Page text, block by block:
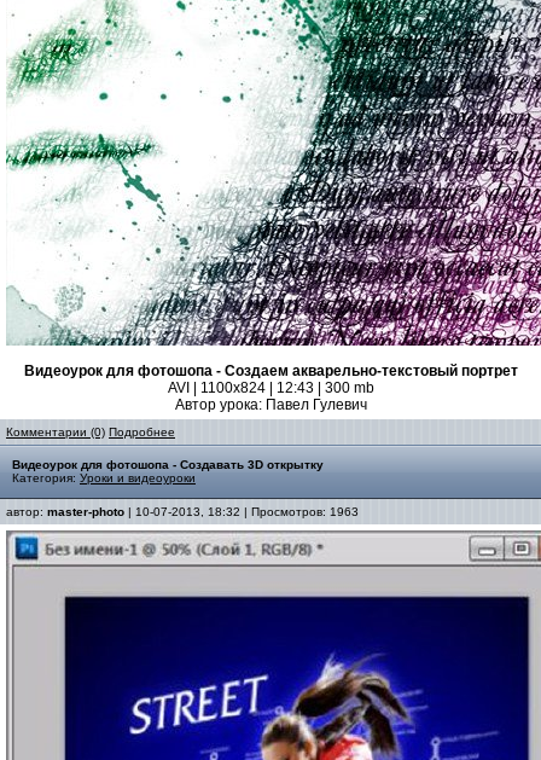
Видеоурок для фотошопа - Создаем акварельно-текстовый портрет
AVI | 1100x824 | 12:43 | 300 mb
Автор урока: Павел Гулевич
Комментарии (0) Подробнее
Видеоурок для фотошопа - Создавать 3D открытку
Категория: Уроки и видеоуроки
автор: master-photo | 10-07-2013, 18:32 | Просмотров: 1963